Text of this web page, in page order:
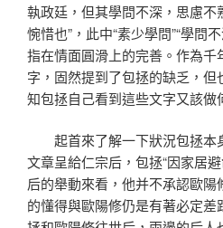
執政廷，但其學問不深，思慮不
惋惜也”，此中“素少學問”“學問
指在情面圓滑上的完善。作為千
字，固然提到了包拯的缺乏，
知包拯自己看到這些文字又該做
起首來了解一下狀況包拯
文章呈給仁宗后，包拯“因家居
后的舉動來看，他并不承認歐陽
的懂得與歐陽修仍是有著必定